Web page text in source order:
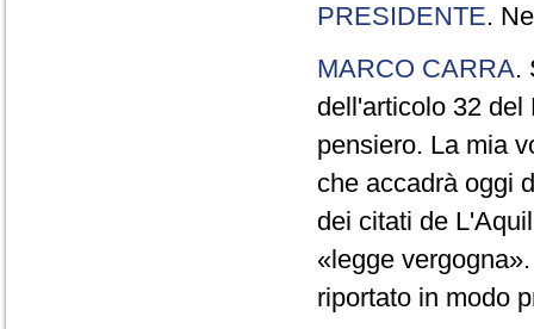
PRESIDENTE.
MARCO CARRA.
dell'articolo 32 del
pensiero. La mia
che accadrà oggi
dei citati de
«legge
riportato in modo